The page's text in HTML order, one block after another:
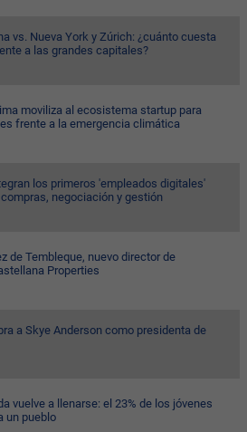
vs. Nueva York y Zúrich: ¿cuánto cuesta
a las grandes capitales?
moviliza al ecosistema startup para
frente a la emergencia climática
los primeros 'empleados digitales'
negociación y gestión
de Tembleque, nuevo director de
Properties
a Skye Anderson como presidenta de
vuelve a llenarse: el 23% de los jóvenes
un pueblo